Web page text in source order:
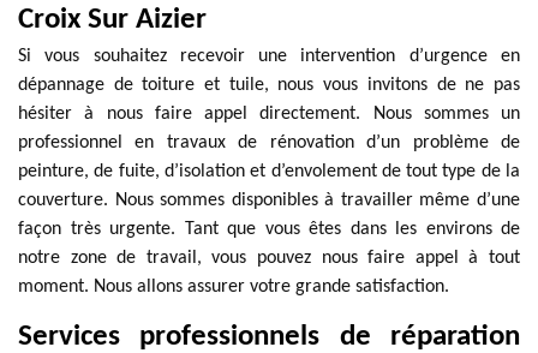
Croix Sur Aizier
Si vous souhaitez recevoir une intervention d’urgence en
dépannage de toiture et tuile, nous vous invitons de ne pas
hésiter à nous faire appel directement. Nous sommes un
professionnel en travaux de rénovation d’un problème de
peinture, de fuite, d’isolation et d’envolement de tout type de la
couverture. Nous sommes disponibles à travailler même d’une
façon très urgente. Tant que vous êtes dans les environs de
notre zone de travail, vous pouvez nous faire appel à tout
moment. Nous allons assurer votre grande satisfaction.
Services professionnels de réparation